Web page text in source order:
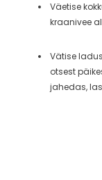
Väetise
kraanivee
Vätise
otsest
jahedas,